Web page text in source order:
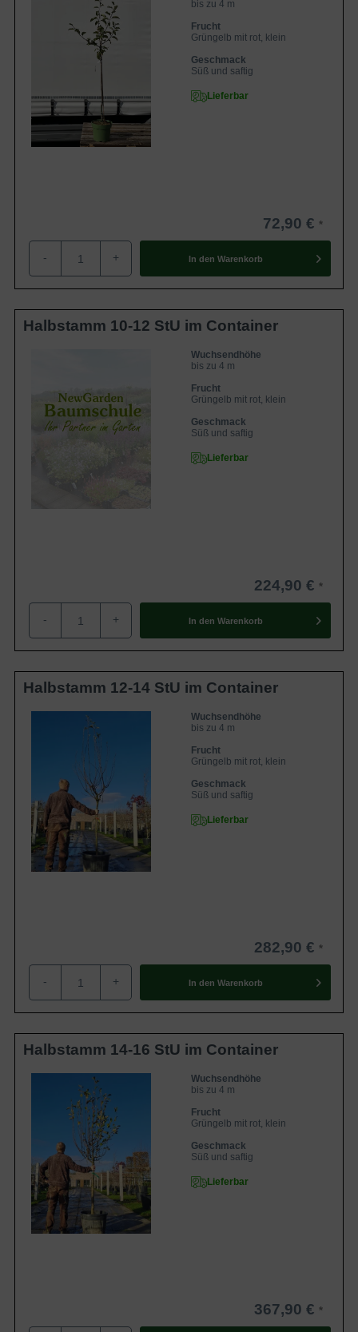
bis zu 4 m
Frucht
Grüngelb mit rot, klein
Geschmack
Süß und saftig
Lieferbar
72,90 €
- + In den Warenkorb
Halbstamm 10-12 StU im Container
Wuchsendhöhe
bis zu 4 m
Frucht
Grüngelb mit rot, klein
Geschmack
Süß und saftig
Lieferbar
224,90 €
- + In den Warenkorb
Halbstamm 12-14 StU im Container
Wuchsendhöhe
bis zu 4 m
Frucht
Grüngelb mit rot, klein
Geschmack
Süß und saftig
Lieferbar
282,90 €
- + In den Warenkorb
Halbstamm 14-16 StU im Container
Wuchsendhöhe
bis zu 4 m
Frucht
Grüngelb mit rot, klein
Geschmack
Süß und saftig
Lieferbar
367,90 €